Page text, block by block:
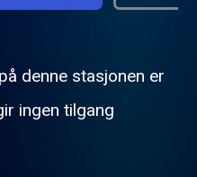
denne stasjonen er
ingen tilgang